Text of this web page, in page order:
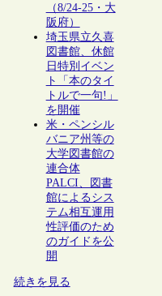
（8/24-25・大
阪府）
埼玉県立久喜
図書館、休館
日特別イベン
ト「本のタイ
トルで一句!」
を開催
米・ペンシル
バニア州等の
大学図書館の
連合体
PALCI、図書
館によるシス
テム相互運用
性評価のため
のガイドを公
開
続きを見る